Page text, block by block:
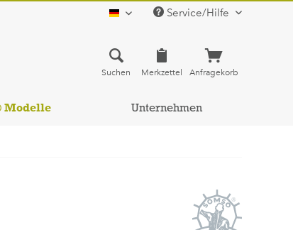
deutsch Service/Hilfe
Suchen Merkzettel Anfragekorb
Modelle Unternehmen